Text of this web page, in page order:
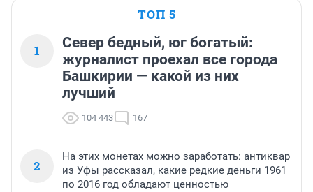
ТОП 5
1
Север бедный, юг богатый:
журналист проехал все города
Башкирии — какой из них
лучший
104 443 167
2
На этих монетах можно заработать: антиквар
из Уфы рассказал, какие редкие деньги 1961
по 2016 год обладают ценностью